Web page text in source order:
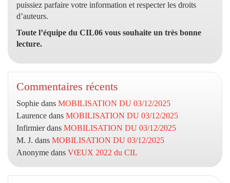
puissiez parfaire votre information et respecter les droits
d’auteurs.
Toute l’équipe du CIL06 vous souhaite un très bonne
lecture.
Commentaires récents
Sophie dans MOBILISATION DU 03/12/2025
Laurence dans MOBILISATION DU 03/12/2025
Infirmierdans MOBILISATION DU 03/12/2025
M. J. dans MOBILISATION DU 03/12/2025
Anonyme dans VŒUX 2022 du CIL